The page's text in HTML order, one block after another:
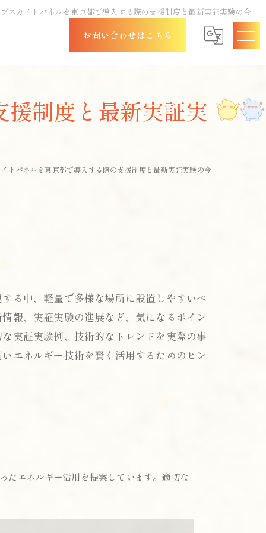
スカイトパネルを東京都で導入する際の支援制度と最新実証実験の今
お問い合わせはこちら
制度と最新実証実
トパネルを東京都で導入する際の支援制度と最新実証実験の今
る中、軽量で多様な場所に設置しやすいペ
報、実証実験の進展など、気になるポイン
実証実験例、技術的なトレンドを実際の事
エネルギー技術を賢く活用するためのヒン
たエネルギー活用を提案しています。適切な